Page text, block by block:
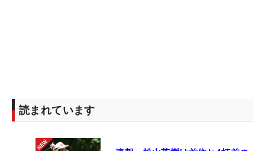
読まれています